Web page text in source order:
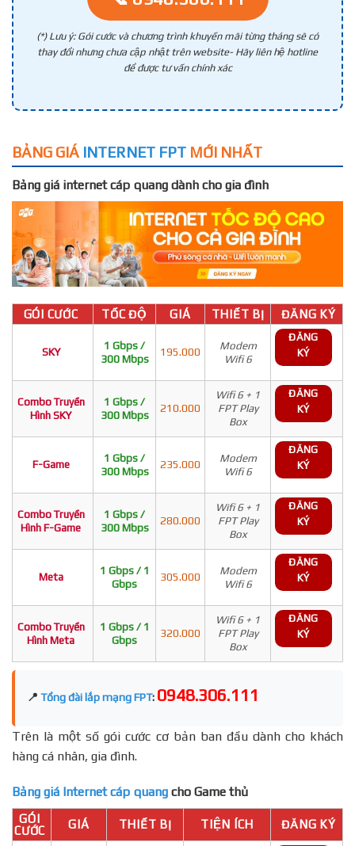
(*) Lưu ý: Gói cước và chương trình khuyến mãi từng tháng sẽ có
thay đổi nhưng chưa cập nhật trên website- Hãy liên hệ hotline
để được tư vấn chính xác
BẢNG GIÁ INTERNET FPT MỚI NHẤT
Bảng giá internet cáp quang dành cho gia đình
GÓI CƯỚC TỐC ĐỘ GIÁ THIẾT BỊ ĐĂNG KÝ
SKY
1 Gbps /
300 Mbps
195.000
Modem
Wifi 6
ĐĂNG
KÝ
Combo Truyền
Hình SKY
1 Gbps /
300 Mbps
210.000
Wifi 6 + 1
FPT Play
Box
ĐĂNG
KÝ
F-Game
1 Gbps /
300 Mbps
235.000
Modem
Wifi 6
ĐĂNG
KÝ
Combo Truyền
Hình F-Game
1 Gbps /
300 Mbps
280.000
Wifi 6 + 1
FPT Play
Box
ĐĂNG
KÝ
Meta
1 Gbps / 1
Gbps
305.000
Modem
Wifi 6
ĐĂNG
KÝ
Combo Truyền
Hình Meta
1 Gbps / 1
Gbps
320.000
Wifi 6 + 1
FPT Play
Box
ĐĂNG
KÝ
📍 Tổng đài lắp mạng FPT: 0948.306.111
Trên là một số gói cước cơ bản ban đầu dành cho khách
hàng cá nhân, gia đình.
Bảng giá Internet cáp quang cho Game thủ
GÓI
CƯỚC
GIÁ THIẾT BỊ TIỆN ÍCH ĐĂNG KÝ